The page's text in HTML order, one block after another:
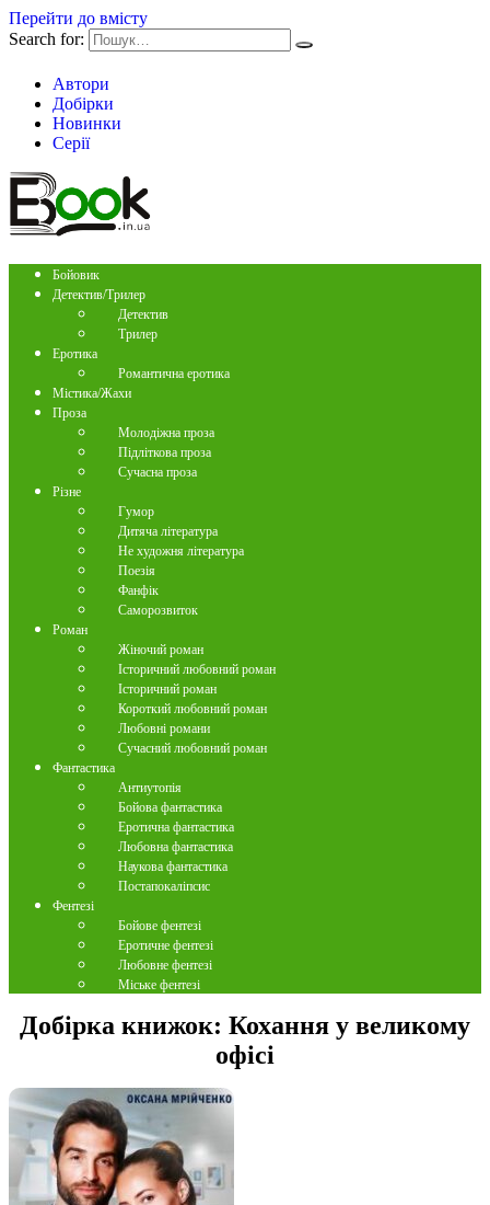
Перейти до вмісту
Search for:
Автори
Добірки
Новинки
Серії
Бойовик
Детектив/Трилер
Детектив
Трилер
Еротика
Романтична еротика
Містика/Жахи
Проза
Молодіжна проза
Підліткова проза
Сучасна проза
Різне
Гумор
Дитяча література
Не художня література
Поезія
Фанфік
Саморозвиток
Роман
Жіночий роман
Історичний любовний роман
Історичний роман
Короткий любовний роман
Любовні романи
Сучасний любовний роман
Фантастика
Антиутопія
Бойова фантастика
Еротична фантастика
Любовна фантастика
Наукова фантастика
Постапокаліпсис
Фентезі
Бойове фентезі
Еротичне фентезі
Любовне фентезі
Міське фентезі
Добірка книжок: Кохання у великому
офісі